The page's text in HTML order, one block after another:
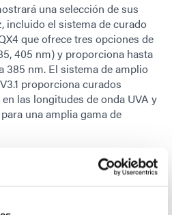
una selección de sus
incluido el sistema de curado
que ofrece tres opciones de
405 nm) y proporciona hasta
385 nm. El sistema de amplio
proporciona curados
las longitudes de onda UVA y
una amplia gama de
y un laboratorio de
fortalece su presencia